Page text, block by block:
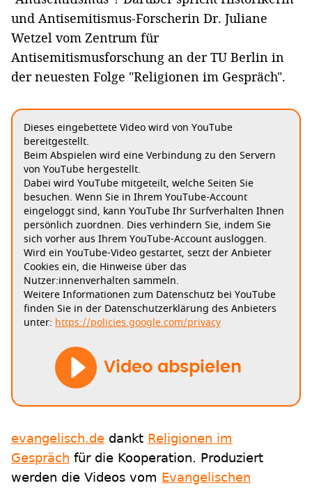
und Antisemitismus-Forscherin Dr. Juliane
Wetzel vom Zentrum für
Antisemitismusforschung an der TU Berlin in
der neuesten Folge "Religionen im Gespräch".
Dieses eingebettete Video wird von YouTube
bereitgestellt.
Beim Abspielen wird eine Verbindung zu den Servern
von YouTube hergestellt.
Dabei wird YouTube mitgeteilt, welche Seiten Sie
besuchen. Wenn Sie in Ihrem YouTube-Account
eingeloggt sind, kann YouTube Ihr Surfverhalten Ihnen
persönlich zuordnen. Dies verhindern Sie, indem Sie
sich vorher aus Ihrem YouTube-Account ausloggen.
Wird ein YouTube-Video gestartet, setzt der Anbieter
Cookies ein, die Hinweise über das
Nutzer:innenverhalten sammeln.
Weitere Informationen zum Datenschutz bei YouTube
finden Sie in der Datenschutzerklärung des Anbieters
unter: https://policies.google.com/privacy
Video abspielen
evangelisch.de dankt Religionen im
Gespräch für die Kooperation. Produziert
werden die Videos vom Evangelischen